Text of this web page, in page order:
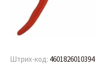
Штрих-код: 4601826010394